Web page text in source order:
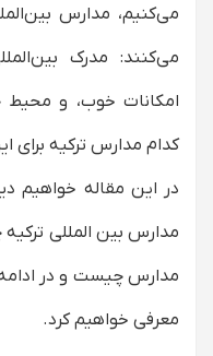
چیست؟
زبان آموزش
است یا ترکی؟
آیا مدرسه
دارد؟
آیا معلم
دارد؟
آیا
ترکیه تحصیل
می‌کنیم، مدارس
می‌کنند: مدرک
امکانات خوب، و
کدام مدارس ترکیه برای
در این مقاله خواهیم
مدارس بین ‌المللی
مدارس چیست و در ادامه
معرفی خواهیم کرد.